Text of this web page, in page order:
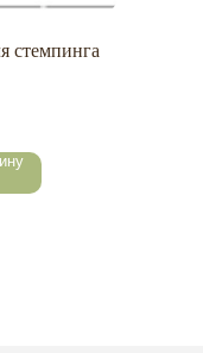
стемпинга